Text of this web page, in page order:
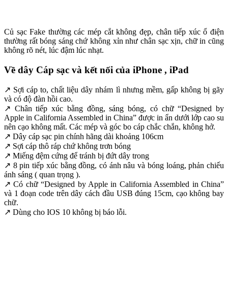
Củ sạc Fake thường các mép cắt không đẹp, chân tiếp xúc ổ điện
thường rất bóng sáng chứ không xỉn như chân sạc xịn, chữ in cũng
không rõ nét, lúc đậm lúc nhạt.
Về dây Cáp sạc và kết nối của iPhone , iPad
↗ Sợi cáp to, chất liệu dây nhám lì nhưng mềm, gấp không bị gãy
và có độ đàn hồi cao.
↗ Chân tiếp xúc bằng đồng, sáng bóng, có chữ “Designed by
Apple in California Assembled in China” được in ẩn dưới lớp cao su
nên cạo không mất. Các mép và góc bo cáp chắc chắn, không hở.
↗ Dây cáp sạc pin chính hãng dài khoảng 106cm
↗ Sợi cáp thô ráp chứ không trơn bóng
↗ Miếng đệm cứng để tránh bị đứt dây trong
↗ 8 pin tiếp xúc bằng đồng, có ánh nâu và bóng loáng, phản chiếu
ánh sáng ( quan trọng ).
↗ Có chữ “Designed by Apple in California Assembled in China”
và 1 đoạn code trên dây cách đầu USB đúng 15cm, cạo không bay
chữ.
↗ Dùng cho IOS 10 không bị báo lỗi.